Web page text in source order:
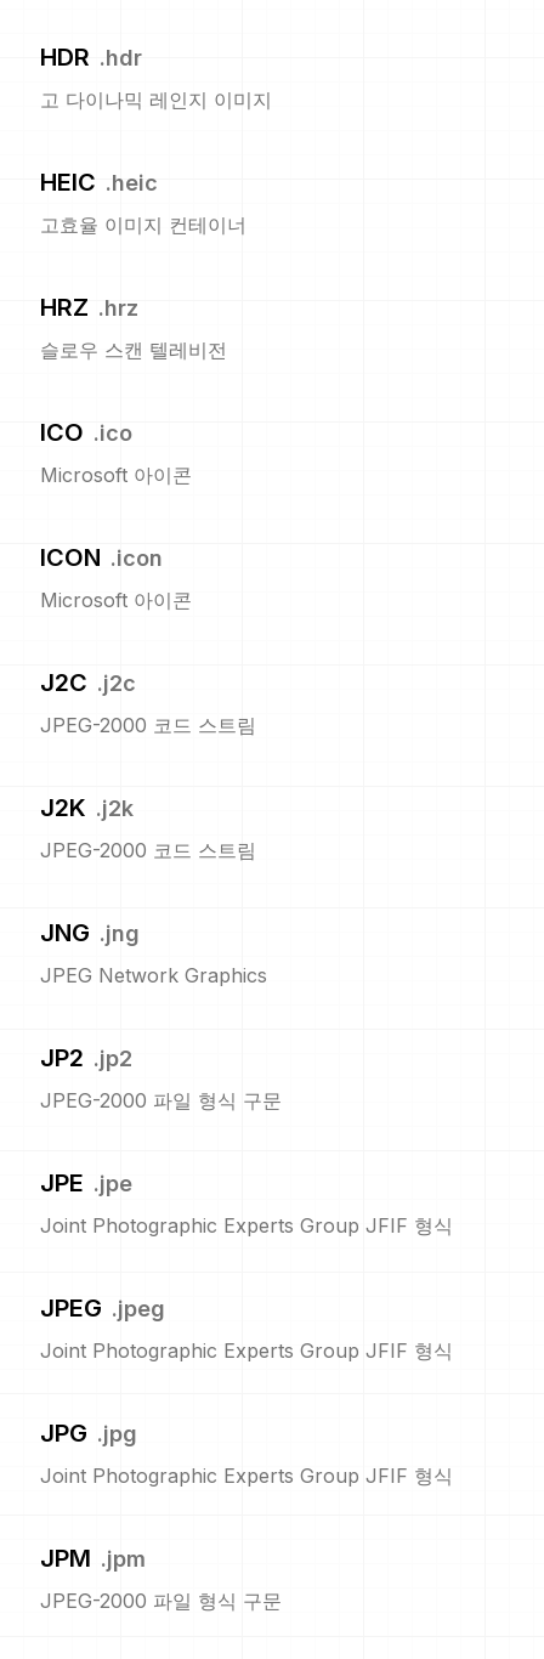
HDR .hdr
고 다이나믹 레인지 이미지
HEIC .heic
고효율 이미지 컨테이너
HRZ .hrz
슬로우 스캔 텔레비전
ICO .ico
Microsoft 아이콘
ICON .icon
Microsoft 아이콘
J2C .j2c
JPEG-2000 코드 스트림
J2K .j2k
JPEG-2000 코드 스트림
JNG .jng
JPEG Network Graphics
JP2 .jp2
JPEG-2000 파일 형식 구문
JPE .jpe
Joint Photographic Experts Group JFIF 형식
JPEG .jpeg
Joint Photographic Experts Group JFIF 형식
JPG .jpg
Joint Photographic Experts Group JFIF 형식
JPM .jpm
JPEG-2000 파일 형식 구문